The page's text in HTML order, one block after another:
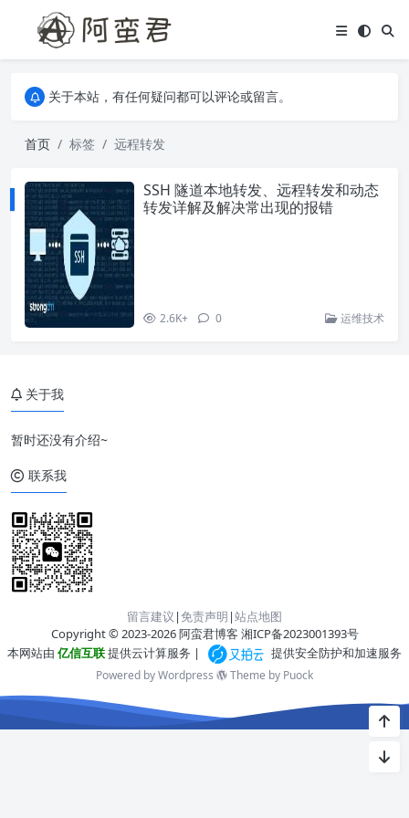
关于本站，有任何疑问都可以评论或留言。
关于本站，有任何疑问都可以评论或留言。
首页
标签 远程转发
SSH 隧道本地转发、远程转发和动态
转发详解及解决常出现的报错
2.6K+ 0 运维技术
关于我
暂时还没有介绍~
联系我
留言建议 |免责声明 |站点地图
Copyright © 2023-2026 阿蛮君博客 湘ICP备2023001393号
本网站由 亿信互联提供云计算服务 | 提供安全防护和加速服务
Powered by Wordpress Theme by Puock